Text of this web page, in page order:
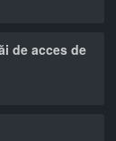
de acces de